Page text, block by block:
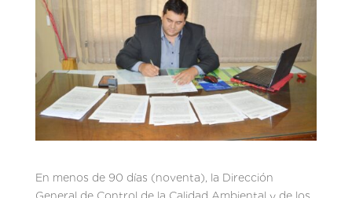
En menos de 90 días (noventa), la Dirección